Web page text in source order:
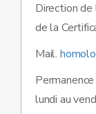
Direction
de la
Mail.
lundi au